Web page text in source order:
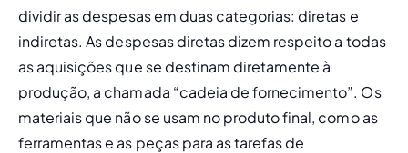
dividir as despesas em duas categorias: diretas e
indiretas. As despesas diretas dizem respeito a todas
as aquisições que se destinam diretamente à
produção, a chamada “cadeia de fornecimento”. Os
materiais que não se usam no produto final, como as
ferramentas e as peças para as tarefas de